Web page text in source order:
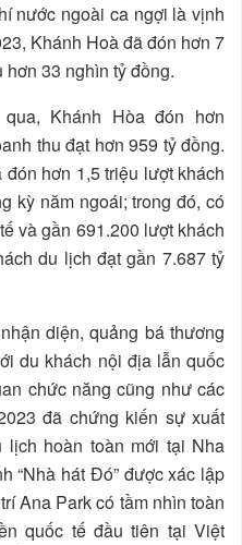
nước ngoài ca ngợi là vịnh
Khánh Hoà đã đón hơn 7
33 nghìn tỷ đồng.
Khánh Hòa đón hơn
thu đạt hơn 959 tỷ đồng.
hơn 1,5 triệu lượt khách
kỳ năm ngoái; trong đó, có
và gần 691.200 lượt khách
du lịch đạt gần 7.687 tỷ
diện, quảng bá thương
du khách nội địa lẫn quốc
chức năng cũng như các
đã chứng kiến sự xuất
lịch hoàn toàn mới tại Nha
“Nhà hát Đó” được xác lập
Ana Park có tầm nhìn toàn
quốc tế đầu tiên tại Việt